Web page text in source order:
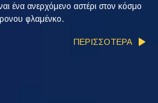
ένα ανερχόμενο αστέρι στον κόσμο
φλαμένκο.
ΠΕΡΙΣΣΟΤΕΡΑ